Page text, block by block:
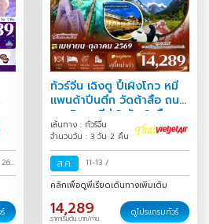
26
.ค.
ทัวร์จีน เฉิงตู ปี้เผิงโกว หมี
แพนด้าปีนตึก วัดต้าสือ ถนน
คนเดินชุนซีลู่ 3 วัน 2 คืน
เส้นทาง : ทัวร์จีน
จำนวนวัน : 3 วัน 2 คืน
ส.ค. 11-13 /
คลิกเพื่อดูพีเรียดเดินทางเพิ่มเติม
14,289
ราคาเริ่มต้น บาท/ท่าน
ดูโปรแกรมทัวร์